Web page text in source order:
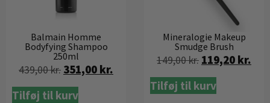
Balmain Homme
Bodyfying Shampoo
250ml
439,00kr. 351,00 kr.
Tilføj til kurv
Mineralogie Makeup
Smudge Brush
149,00kr. 119,20 kr.
Tilføj til kurv